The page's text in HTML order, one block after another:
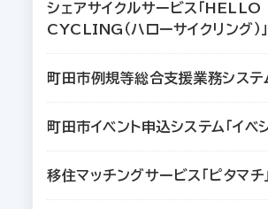
シェアサイクルサービス「HELLO
CYCLING（ハローサイクリング）」
町田市例規等総合支援業務システ
町田市イベント申込システム「イベ
移住マッチングサービス「ピタマチ」